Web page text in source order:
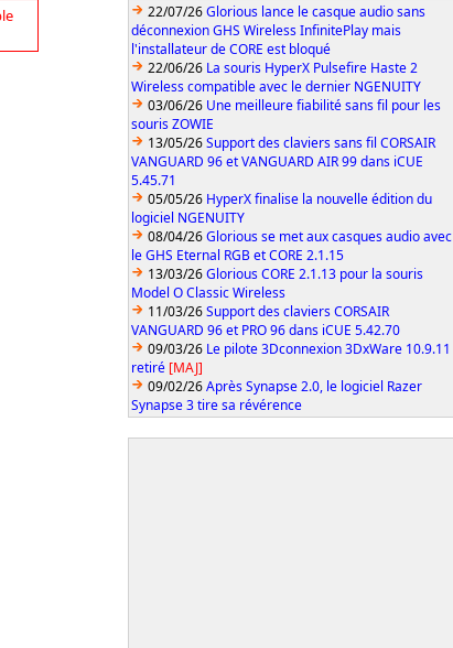
22/07/26Glorious lance le casque audio sans
déconnexion GHS Wireless InfinitePlay mais
l'installateur de CORE est bloqué
22/06/26 La souris HyperX Pulsefire Haste 2
Wireless compatible avec le dernier NGENUITY
03/06/26 Une meilleure fiabilité sans fil pour les
souris ZOWIE
13/05/26Support des claviers sans fil CORSAIR
VANGUARD 96 et VANGUARD AIR 99 dans iCUE
5.45.71
05/05/26 HyperX finalise la nouvelle édition du
logiciel NGENUITY
08/04/26Glorious se met aux casques audio avec
le GHS Eternal RGB et CORE 2.1.15
13/03/26Glorious CORE 2.1.13 pour la souris
Model O Classic Wireless
11/03/26Support des claviers CORSAIR
VANGUARD 96 et PRO 96 dans iCUE 5.42.70
09/03/26 Le pilote 3Dconnexion 3DxWare 10.9.11
retiré [MAJ]
09/02/26Après Synapse 2.0, le logiciel Razer
Synapse 3 tire sa révérence